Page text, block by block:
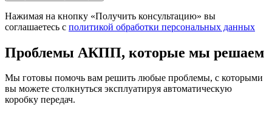
Нажимая на кнопку «Получить консультацию» вы
соглашаетесь с политикой обработки персональных данных
Проблемы АКПП, которые мы решаем
Мы готовы помочь вам решить любые проблемы, с которыми
вы можете столкнуться эксплуатируя автоматическую
коробку передач.